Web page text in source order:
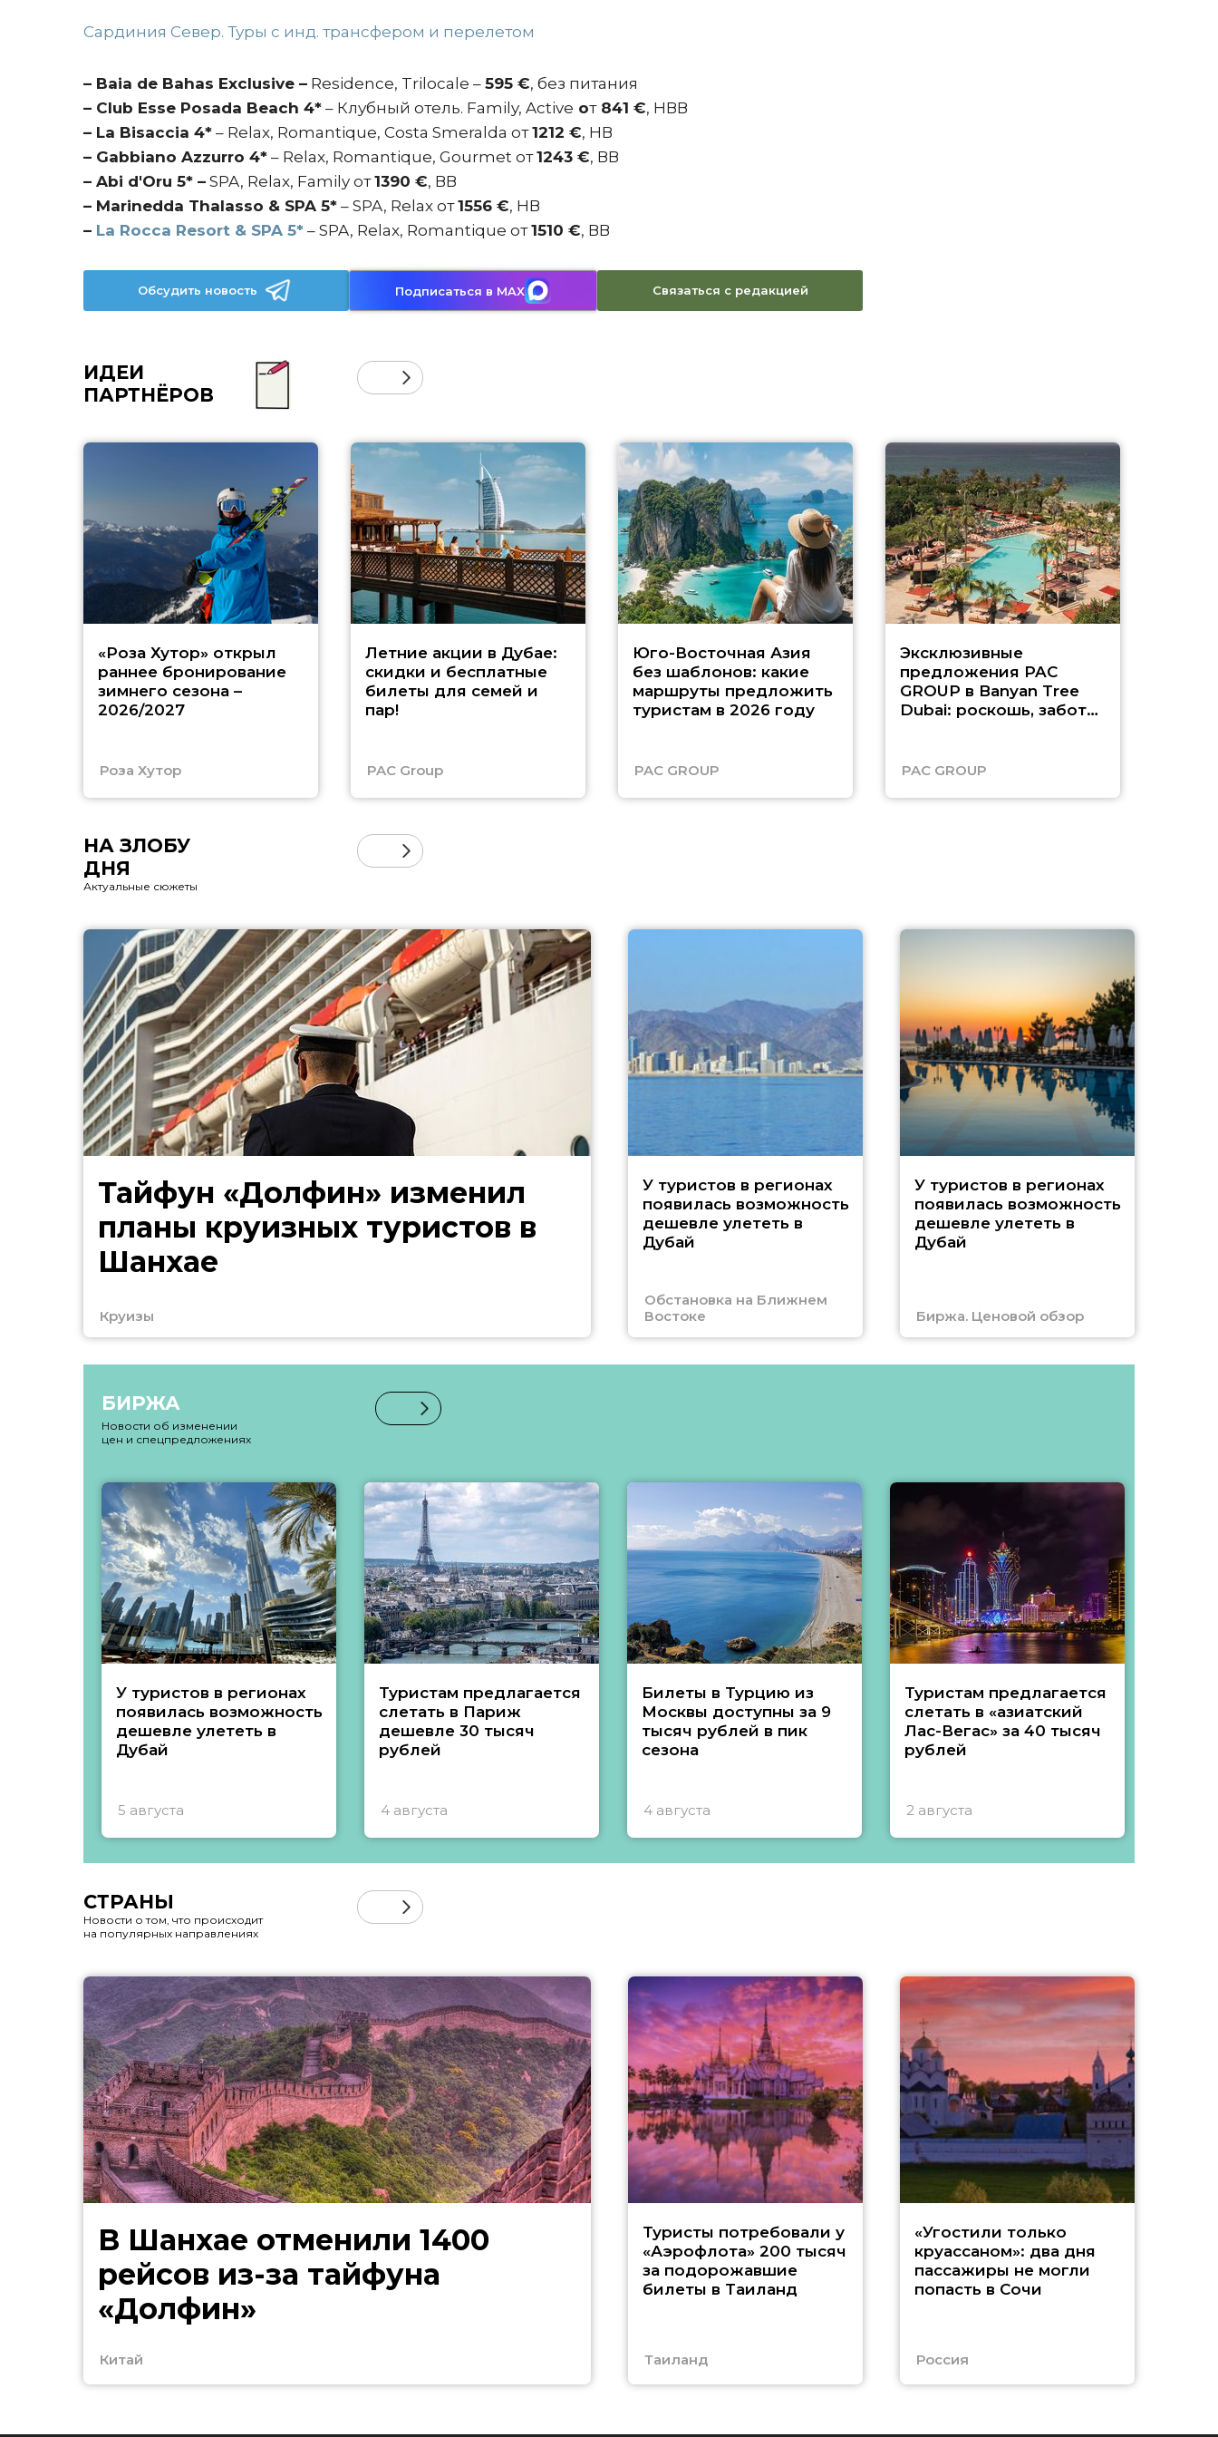
Сардиния Север. Туры с инд. трансфером и перелетом
– Baia de Bahas Exclusive – Residence, Trilocale – 595 €, без питания
– Club Esse Posada Beach 4* – Клубный отель. Family, Active от841 €, НВВ
– La Bisaccia 4* – Relax, Romantique, Costa Smeralda от1212 €, НВ
– Gabbiano Azzurro 4* – Relax, Romantique, Gourmet от1243 €, ВВ
– Abi d'Oru 5* – SPA, Relax, Family от1390 €, ВВ
– Marinedda Thalasso & SPA 5* – SPA, Relax от1556 €, НВ
– La Rocca Resort & SPA 5* – SPA, Relax, Romantique от1510 €, ВВ
Обсудить новость Подписаться в MAX Связаться с редакцией
ИДЕИ
ПАРТНЁРОВ
«Роза Хутор» открыл
раннее бронирование
зимнего сезона –
2026/2027
Роза Хутор
Летние акции в Дубае:
скидки и бесплатные
билеты для семей и
пар!
PAC Group
Юго-Восточная Азия
без шаблонов: какие
маршруты предложить
туристам в 2026 году
PAC GROUP
Эксклюзивные
предложения PAC
GROUP в Banyan Tree
Dubai: роскошь, забота
PAC GROUP
НА ЗЛОБУ
ДНЯ
Актуальные сюжеты
Тайфун «Долфин» изменил
планы круизных туристов в
Шанхае
Круизы
У туристов в регионах
появилась возможность
дешевле улететь в
Дубай
Обстановка на Ближнем
Востоке
У туристов в регионах
появилась возможность
дешевле улететь в
Дубай
Биржа. Ценовой обзор
БИРЖА
Новости об изменении
цен и спецпредложениях
У туристов в регионах
появилась возможность
дешевле улететь в
Дубай
5 августа
Туристам предлагается
слетать в Париж
дешевле 30 тысяч
рублей
4 августа
Билеты в Турцию из
Москвы доступны за 9
тысяч рублей в пик
сезона
4 августа
Туристам предлагается
слетать в «азиатский
Лас-Вегас» за 40 тысяч
рублей
2 августа
СТРАНЫ
Новости о том, что происходит
на популярных направлениях
В Шанхае отменили 1400
рейсов из-за тайфуна
«Долфин»
Китай
Туристы потребовали у
«Аэрофлота» 200 тысяч
за подорожавшие
билеты в Таиланд
Таиланд
«Угостили только
круассаном»: два дня
пассажиры не могли
попасть в Сочи
Россия